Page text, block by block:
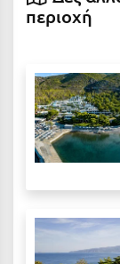
Ιθάκη
Ικαρία
Ίος
Καβάλα
περιοχή